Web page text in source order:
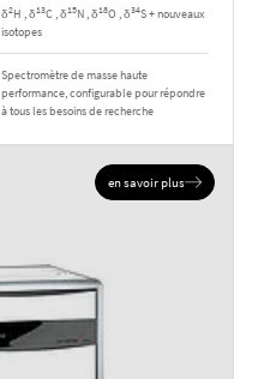
δ2H , δ13C , δ15N , δ18O , δ34S + nouveaux
isotopes
Spectromètre de masse haute
performance, configurable pour répondre
à tous les besoins de recherche
en savoir plus